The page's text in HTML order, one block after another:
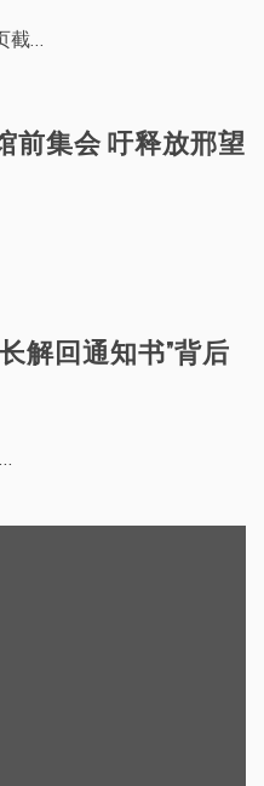
截…
前集会 吁释放邢望
解回通知书”背后